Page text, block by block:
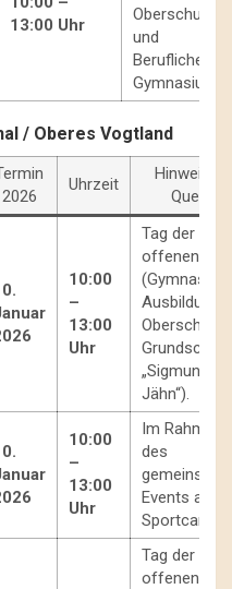
13:00 Uhr
Oberschule
und
Berufliches
Gymnasium.
/ Oberes Vogtland
2026
Uhrzeit
Hinweise /
Quelle
10:00
–
13:00
Uhr
Tag der
offenen Tür
(Gymnasiale
Ausbildung,
Oberschule,
Grundschule
„Sigmund
Jähn“).
10:00
–
13:00
Uhr
Im Rahmen
des
Events am
Tag der
offenen Tür